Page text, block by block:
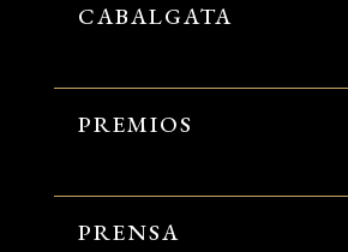
CABALGATA
PREMIOS
PRENSA